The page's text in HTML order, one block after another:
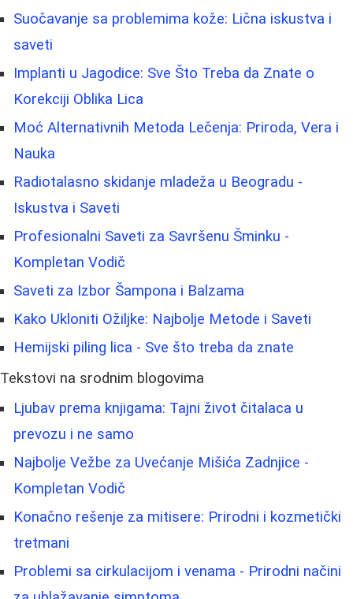
Suočavanje sa problemima kože: Lična iskustva i
saveti
Implanti u Jagodice: Sve Što Treba da Znate o
Korekciji Oblika Lica
Moć Alternativnih Metoda Lečenja: Priroda, Vera i
Nauka
Radiotalasno skidanje mladeža u Beogradu -
Iskustva i Saveti
Profesionalni Saveti za Savršenu Šminku -
Kompletan Vodič
Saveti za Izbor Šampona i Balzama
Kako Ukloniti Ožiljke: Najbolje Metode i Saveti
Hemijski piling lica - Sve što treba da znate
Tekstovi na srodnim blogovima
Ljubav prema knjigama: Tajni život čitalaca u
prevozu i ne samo
Najbolje Vežbe za Uvećanje Mišića Zadnjice -
Kompletan Vodič
Konačno rešenje za mitisere: Prirodni i kozmetički
tretmani
Problemi sa cirkulacijom i venama - Prirodni načini